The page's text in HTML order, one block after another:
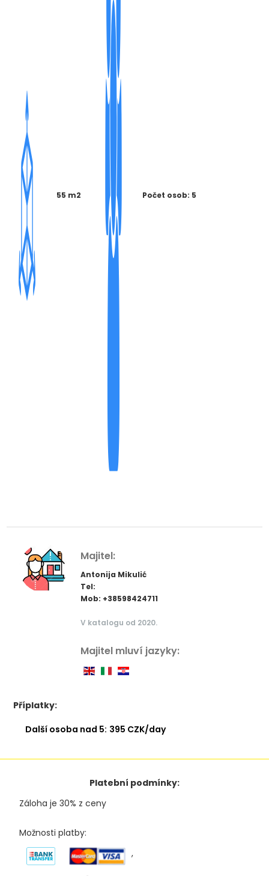
55 m2 Počet osob: 5
Majitel:
Antonija Mikulić
Tel:
Mob: +38598424711
V katalogu od 2020.
Majitel mluví jazyky:
Příplatky:
Další osoba nad 5: 395 CZK/day
Platební podmínky:
Záloha je 30% z ceny
Možnosti platby:
,